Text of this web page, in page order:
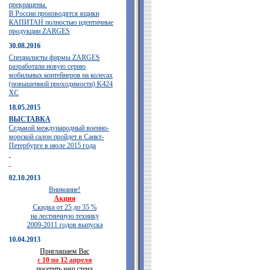
прекращены.
В России производятся ящики
КАПИТАН полностью идентичные
продукции ZARGES
30.08.2016
Специалисты фирмы ZARGES
разработали новую серию
мобильных контейнеров на колесах
(повышенной проходимости) K424
XC
18.05.2015
ВЫСТАВКА
Седьмой международный военно-
морской салон пройдет в Санкт-
Петербурге в июле 2015 года
02.10.2013
Внимание!
Акция
Скидка от 25 до 35 %
на лестничную технику
2009-2011 годов выпуска
10.04.2013
Приглашаем Вас
с 10 по 12 апреля